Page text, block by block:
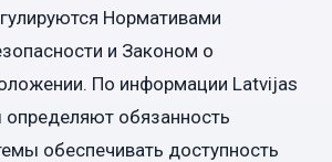
Нормативами
и Законом о
По информации Latvijas
определяют обязанность
обеспечивать доступность